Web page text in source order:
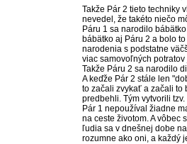
Takže Pár 2 tieto techniky
nevedel, že takéto niečo
Páru 1 sa narodilo
bábätko aj Páru 2 a bolo
narodenia s podstatne
viac samovoľných
Takže Páru 2 sa narodilo
A keďže Pár 2 stále len
to začali zvykať a začali to
predbehli. Tým vytvorili
Pár 1 nepoužíval žiadne
na ceste životom. A vôbec
ľudia sa v dnešnej dobe
rozumne ako oni, a každý